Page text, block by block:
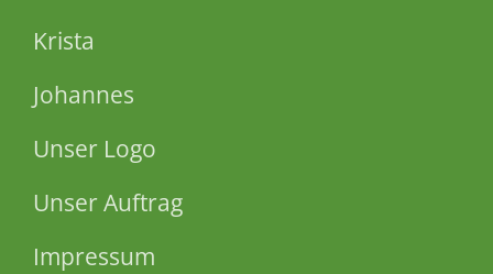
Krista
Johannes
Unser Logo
Unser Auftrag
Impressum